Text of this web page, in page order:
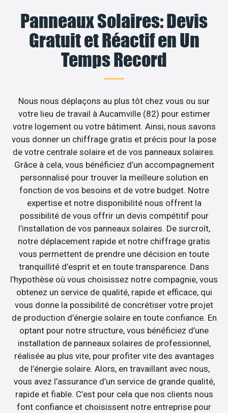
Panneaux Solaires: Devis
Gratuit et Réactif en Un
Temps Record
Nous nous déplaçons au plus tôt chez vous ou sur
votre lieu de travail à Aucamville (82) pour estimer
votre logement ou votre bâtiment. Ainsi, nous savons
vous donner un chiffrage gratis et précis pour la pose
de votre centrale solaire et de vos panneaux solaires.
Grâce à cela, vous bénéficiez d’un accompagnement
personnalisé pour trouver la meilleure solution en
fonction de vos besoins et de votre budget. Notre
expertise et notre disponibilité nous offrent la
possibilité de vous offrir un devis compétitif pour
l’installation de vos panneaux solaires. De surcroît,
notre déplacement rapide et notre chiffrage gratis
vous permettent de prendre une décision en toute
tranquillité d’esprit et en toute transparence. Dans
l’hypothèse où vous choisissez notre compagnie, vous
obtenez un service de qualité, rapide et efficace, qui
vous donne la possibilité de concrétiser votre projet
de production d’énergie solaire en toute confiance. En
optant pour notre structure, vous bénéficiez d’une
installation de panneaux solaires de professionnel,
réalisée au plus vite, pour profiter vite des avantages
de l’énergie solaire. Alors, en travaillant avec nous,
vous avez l’assurance d’un service de grande qualité,
rapide et fiable. C’est pour cela que nos clients nous
font confiance et choisissent notre entreprise pour